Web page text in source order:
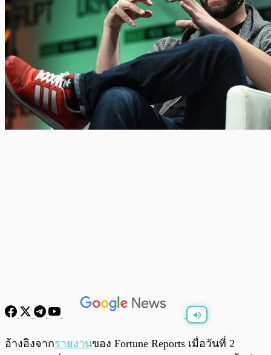
0:00 /
อ้างอิงจากรายงานของ Fortune Reports เมื่อวันที่ 2